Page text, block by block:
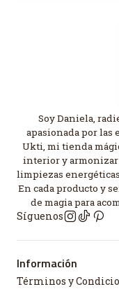
Soy Daniela,
apasionada por las
Ukti, mi tienda
interior y armonizar
limpiezas
En cada producto y
de magia para
Síguenos
Información
Términos y